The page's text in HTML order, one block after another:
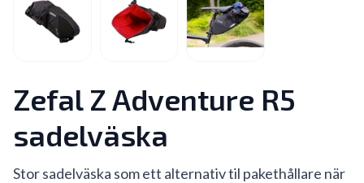
Zefal Z Adventure R5
sadelväska
Stor sadelväska som ett alternativ til pakethållare när